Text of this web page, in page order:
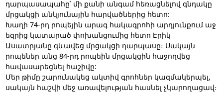
դարպասապահը՝ մի քանի անգամ հեռացնելով գնդակը
մրցակցի անկյունային հարվածներից հետո:
Խաղի 74-րդ րոպեյին արագ հակագրոհի արդյունքում աջ
եզրից կատարած փոխանցումից հետո Էրիկ
Ասատրյանը գևավեց մրցակցի դարպասը։ Սակայն
րոպեներ անց 84-րդ րոպեին մրցակցին հաջողվեց
հավասարեցնել հաշիվը:
Մեր թիմը շարունակեց ակտիվ գրոհներ կազմակերպել,
սակայն հաշվի մեջ առավելության հասնել չկարողացավ։